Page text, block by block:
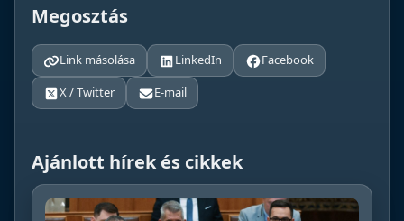
Megosztás
Link másolása LinkedIn
Facebook
X / Twitter
E-mail
Ajánlott hírek és cikkek